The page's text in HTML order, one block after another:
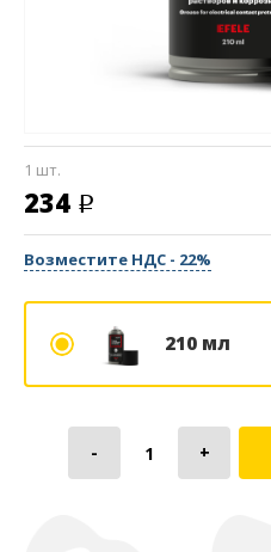
1 шт.
234
Возместите НДС - 22%
210 мл